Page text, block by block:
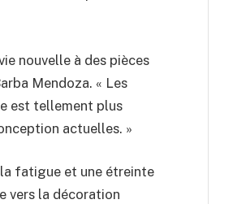
nouvelle à des pièces
Mendoza. « Les
est tellement plus
actuelles. »
fatigue et une étreinte
vers la décoration